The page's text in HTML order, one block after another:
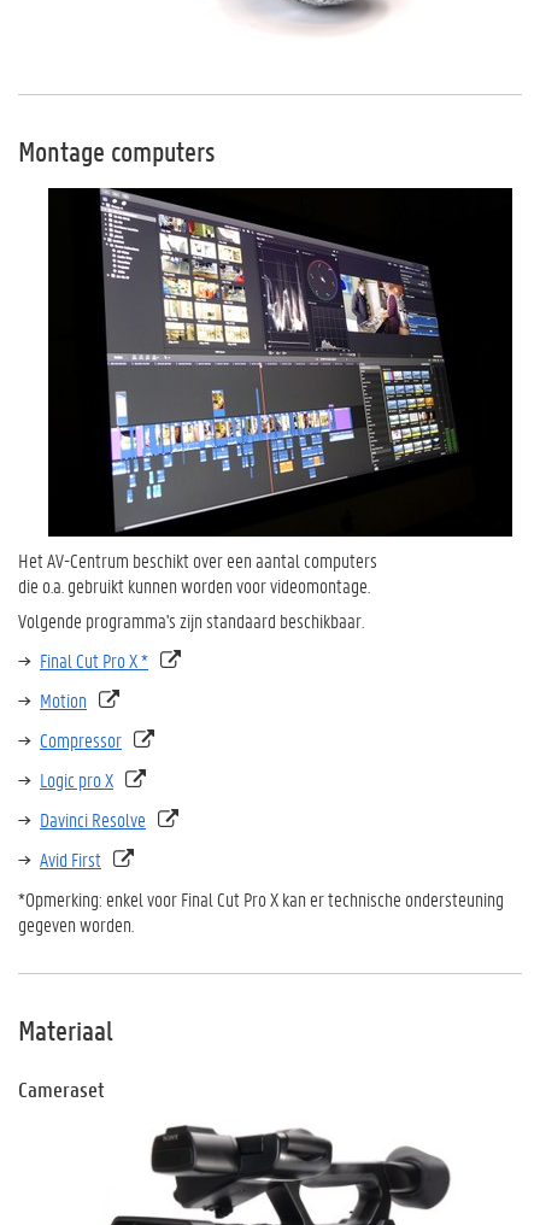
Montage computers
Het AV-Centrum beschikt over een aantal computers
die o.a. gebruikt kunnen worden voor videomontage.
Volgende programma's zijn standaard beschikbaar.
Final Cut Pro X *
Motion
Compressor
Logic pro X
Davinci Resolve
Avid First
*Opmerking: enkel voor Final Cut Pro X kan er technische ondersteuning
gegeven worden.
Materiaal
Cameraset